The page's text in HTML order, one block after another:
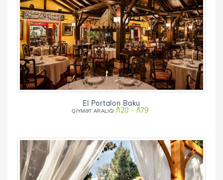
El Portalon Baku
QİYMƏT ARALIĞI₼20 - ₼79